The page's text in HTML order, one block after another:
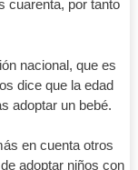
cuarenta, por tanto
nacional, que es
dice que la edad
adoptar un bebé.
en cuenta otros
adoptar niños con